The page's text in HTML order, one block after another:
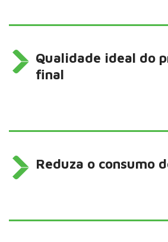
Qualidade ideal do
final
Reduza o consumo